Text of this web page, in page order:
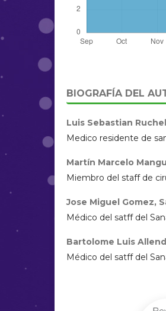
BIOGRAFÍA DEL
Luis Sebastian
Medico residente de
Martín Marcelo
Miembro del staff de
Jose Miguel Gomez,
Médico del satff del
Bartolome Luis
Médico del satff del